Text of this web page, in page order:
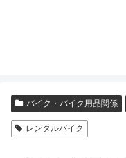
バイク・バイク用品関係
レンタルバイク